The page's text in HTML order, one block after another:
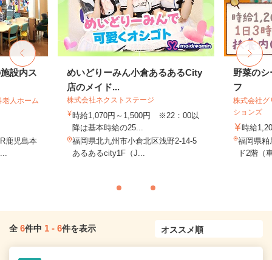
設内ス
人ホーム
鹿児島本
めいどりーみん小倉あるあるCity
店のメイド...
株式会社ネクストステージ
時給1,070円～1,500円 ※22：00以
降は基本時給の25...
福岡県北九州市小倉北区浅野2-14-5
あるあるcity1F（J...
野菜の
フ
株式会社グ
ションズ
時給
福岡県粕
ド2階（
全 6件中 1 - 6件を表示